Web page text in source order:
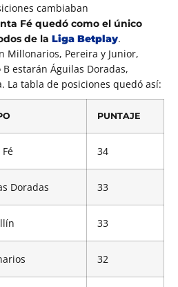
cambiaban
Fé quedó como el único
de la Liga Betplay.
Millonarios, Pereira y Junior,
estarán Águilas Doradas,
La tabla de posiciones quedó así:
PUNTAJE
34
Doradas 33
33
32